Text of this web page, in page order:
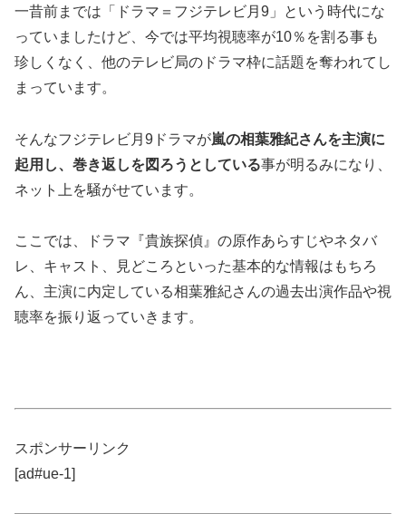
一昔前までは「ドラマ＝フジテレビ月9」という時代にな
っていましたけど、今では平均視聴率が10％を割る事も
珍しくなく、他のテレビ局のドラマ枠に話題を奪われてし
まっています。
そんなフジテレビ月9ドラマが嵐の相葉雅紀さんを主演に
起用し、巻き返しを図ろうとしている事が明るみになり、
ネット上を騒がせています。
ここでは、ドラマ『貴族探偵』の原作あらすじやネタバ
レ、キャスト、見どころといった基本的な情報はもちろ
ん、主演に内定している相葉雅紀さんの過去出演作品や視
聴率を振り返っていきます。
スポンサーリンク
[ad#ue-1]